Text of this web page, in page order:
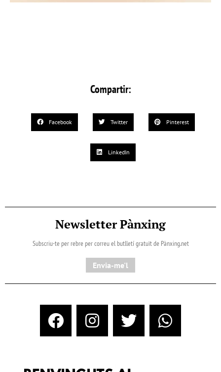
Compartir:
Facebook Twitter Pinterest
LinkedIn
Newsletter Pànxing
Subscriu-te per rebre per correu el butlletí gratuït de Pànxing.net​
Envia-me'l